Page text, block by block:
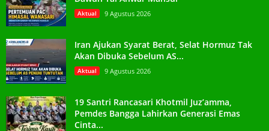
Aktual 9 Agustus 2026
Iran Ajukan Syarat Berat, Selat Hormuz Tak
Akan Dibuka Sebelum AS...
Aktual 9 Agustus 2026
19 Santri Rancasari Khotmil Juz’amma,
Pemdes Bangga Lahirkan Generasi Emas
Cinta...